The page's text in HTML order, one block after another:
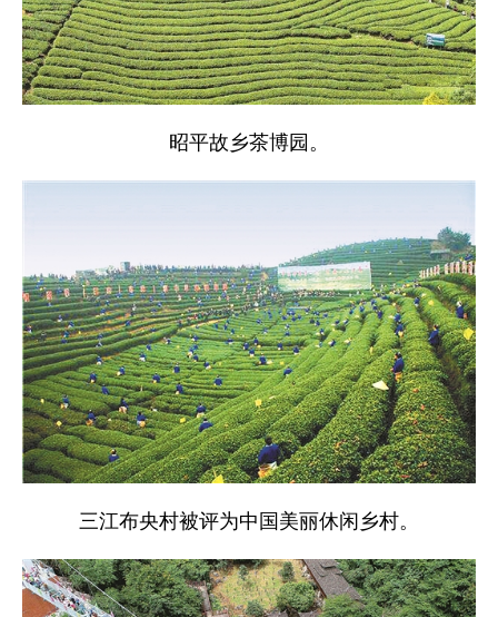
昭平故乡茶博园。
三江布央村被评为中国美丽休闲乡村。